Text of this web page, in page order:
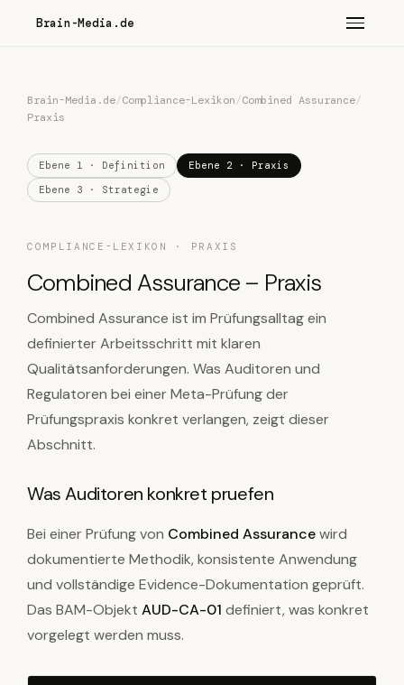
Brain-Media.de
Brain-Media.de/Compliance-Lexikon/Combined Assurance/
Praxis
Ebene 1 · Definition
Ebene 2 · Praxis
Ebene 3 · Strategie
COMPLIANCE-LEXIKON · PRAXIS
Combined Assurance – Praxis
Combined Assurance ist im Prüfungsalltag ein
definierter Arbeitsschritt mit klaren
Qualitätsanforderungen. Was Auditoren und
Regulatoren bei einer Meta-Prüfung der
Prüfungspraxis konkret verlangen, zeigt dieser
Abschnitt.
Was Auditoren konkret pruefen
Bei einer Prüfung von Combined Assurancewird
dokumentierte Methodik, konsistente Anwendung
und vollständige Evidence-Dokumentation geprüft.
Das BAM-Objekt AUD-CA-01 definiert, was konkret
vorgelegt werden muss.